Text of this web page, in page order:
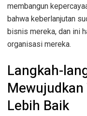
membangun
bahwa keberlanjutan
bisnis mereka, dan ini
organisasi mereka.
Langkah-
Lebih Baik